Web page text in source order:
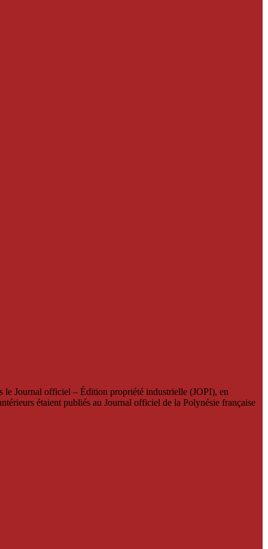
le Journal officiel – Édition propriété industrielle (JOPI), en
étaient publiés au Journal officiel de la Polynésie française